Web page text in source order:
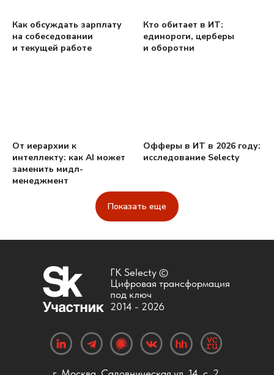
Как обсуждать зарплату
на собеседовании
и текущей работе
Кто обитает в ИТ:
единороги, церберы
и оборотни
От иерархии к
интеллекту: как AI может
заменить мидл-
менеджмент
Офферы в ИТ в 2026 году:
исследование Selecty
Показать еще
ГК Selecty ©
Цифровая трансформация
под ключ
2014 - 2026